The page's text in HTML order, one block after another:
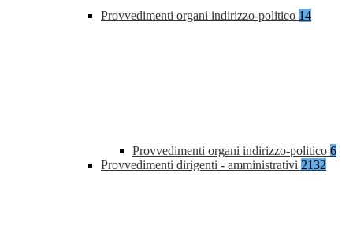
Provvedimenti organi indirizzo-politico 14
Provvedimenti organi indirizzo-politico 6
Provvedimenti dirigenti - amministrativi 2132